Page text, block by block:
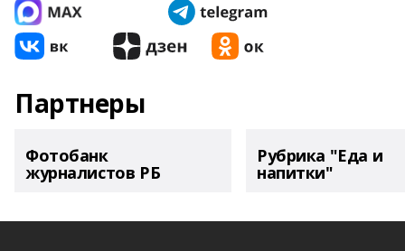
Партнеры
Фотобанк
журналистов РБ
Рубрика "Еда и
напитки"